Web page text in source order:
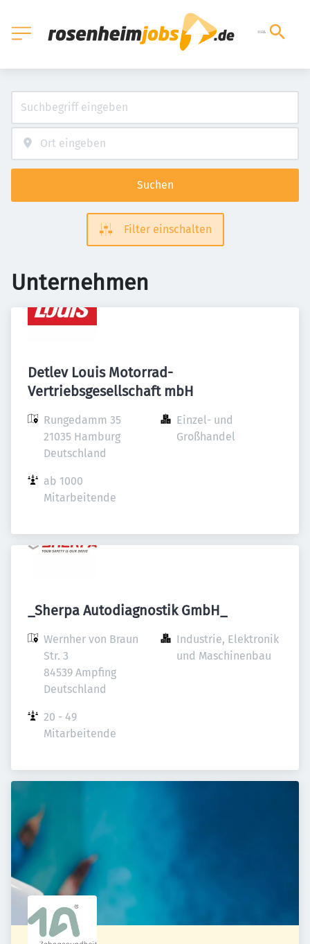
Suchen
Filter einschalten
Unternehmen
Detlev Louis Motorrad-
Vertriebsgesellschaft mbH
Rungedamm 35
21035 Hamburg
Deutschland
Einzel- und
Großhandel
ab 1000
Mitarbeitende
_Sherpa Autodiagnostik GmbH_
Wernher von Braun
Str. 3
84539 Ampfing
Deutschland
Industrie, Elektronik
und Maschinenbau
20 - 49
Mitarbeitende